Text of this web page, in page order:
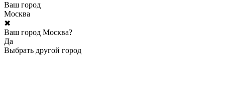
Ваш город
Москва
✖
Ваш город Москва?
Да
Выбрать другой город